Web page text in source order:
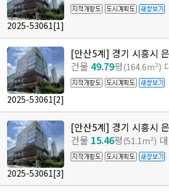
2025-53061[1]
2025-53061[2]
[안산5계] 경기 시흥시
건물 49.79평(164.6m²)
2025-53061[3]
[안산5계] 경기 시흥시
건물 15.46평(51.1m²)